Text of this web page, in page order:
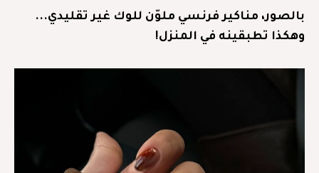
بالصور، مناكير فرنسي ملوّن للوك غير تقليدي...
وهكذا تطبقينه في المنزل!